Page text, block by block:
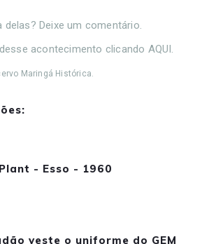
delas? Deixe um comentário.
acontecimento clicando AQUI.
Maringá Histórica.
- Esso - 1960
veste o uniforme do GEM